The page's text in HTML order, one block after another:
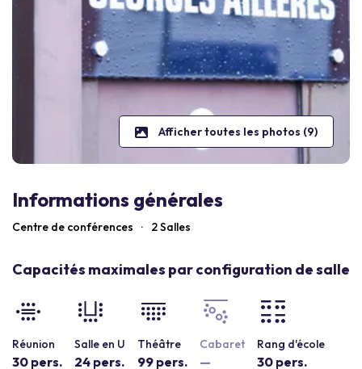
Afficher toutes les photos (9)
Informations générales
Centre de conférences · 2 Salles
Capacités maximales par configuration de salle
Réunion
30 pers.
Salle en U
24 pers.
Théâtre
99 pers.
Cabaret
—
Rang d'école
30 pers.